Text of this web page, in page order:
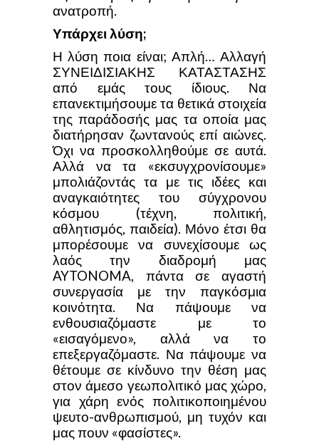
ανατροπή.
Υπάρχει λύση;
Η λύση ποια είναι; Απλή… Αλλαγή
ΣΥΝΕΙΔΙΣΙΑΚΗΣ ΚΑΤΑΣΤΑΣΗΣ
από εμάς τους ίδιους. Να
επανεκτιμήσουμε τα θετικά στοιχεία
της παράδοσής μας τα οποία μας
διατήρησαν ζωντανούς επί αιώνες.
Όχι να προσκολληθούμε σε αυτά.
Αλλά να τα «εκσυγχρονίσουμε»
μπολιάζοντάς τα με τις ιδέες και
αναγκαιότητες του σύγχρονου
κόσμου (τέχνη, πολιτική,
αθλητισμός, παιδεία). Μόνο έτσι θα
μπορέσουμε να συνεχίσουμε ως
λαός την διαδρομή μας
AYTONOMA, πάντα σε αγαστή
συνεργασία με την παγκόσμια
κοινότητα. Να πάψουμε να
ενθουσιαζόμαστε με το
«εισαγόμενο», αλλά να το
επεξεργαζόμαστε. Να πάψουμε να
θέτουμε σε κίνδυνο την θέση μας
στον άμεσο γεωπολιτικό μας χώρο,
για χάρη ενός πολιτικοποιημένου
ψευτο-ανθρωπισμού, μη τυχόν και
μας πουν «φασίστες».